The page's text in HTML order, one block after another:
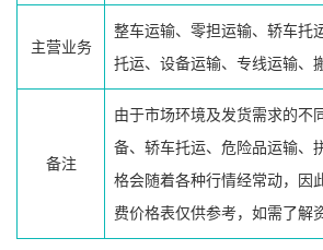
主营业务
整车运输、零担运输、轿车托
托运、设备运输、专线运输、
备注
由于市场环境及发货需求的不
备、轿车托运、危险品运输、
格会随着各种行情经常动，因
费价格表仅供参考，如需了解